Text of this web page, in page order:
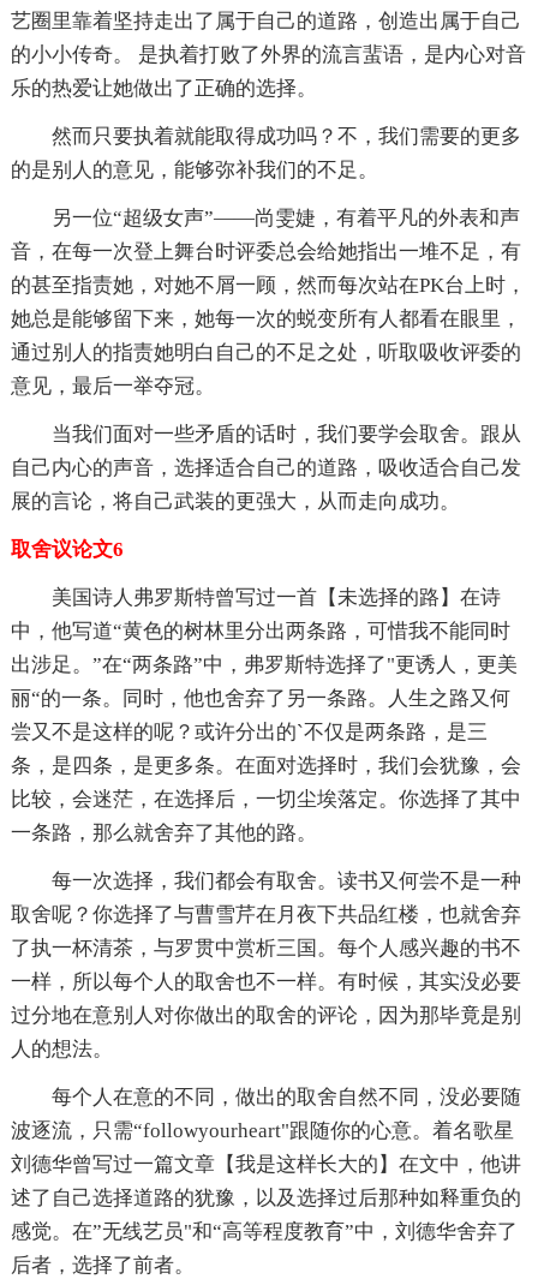
艺圈里靠着坚持走出了属于自己的道路，创造出属于自己
的小小传奇。 是执着打败了外界的流言蜚语，是内心对音
乐的热爱让她做出了正确的选择。
然而只要执着就能取得成功吗？不，我们需要的更多
的是别人的意见，能够弥补我们的不足。
另一位“超级女声”——尚雯婕，有着平凡的外表和声
音，在每一次登上舞台时评委总会给她指出一堆不足，有
的甚至指责她，对她不屑一顾，然而每次站在PK台上时，
她总是能够留下来，她每一次的蜕变所有人都看在眼里，
通过别人的指责她明白自己的不足之处，听取吸收评委的
意见，最后一举夺冠。
当我们面对一些矛盾的话时，我们要学会取舍。跟从
自己内心的声音，选择适合自己的道路，吸收适合自己发
展的言论，将自己武装的更强大，从而走向成功。
取舍议论文6
美国诗人弗罗斯特曾写过一首【未选择的路】在诗
中，他写道“黄色的树林里分出两条路，可惜我不能同时
出涉足。”在“两条路”中，弗罗斯特选择了"更诱人，更美
丽“的一条。同时，他也舍弃了另一条路。人生之路又何
尝又不是这样的呢？或许分出的`不仅是两条路，是三
条，是四条，是更多条。在面对选择时，我们会犹豫，会
比较，会迷茫，在选择后，一切尘埃落定。你选择了其中
一条路，那么就舍弃了其他的路。
每一次选择，我们都会有取舍。读书又何尝不是一种
取舍呢？你选择了与曹雪芹在月夜下共品红楼，也就舍弃
了执一杯清茶，与罗贯中赏析三国。每个人感兴趣的书不
一样，所以每个人的取舍也不一样。有时候，其实没必要
过分地在意别人对你做出的取舍的评论，因为那毕竟是别
人的想法。
每个人在意的不同，做出的取舍自然不同，没必要随
波逐流，只需“followyourheart"跟随你的心意。着名歌星
刘德华曾写过一篇文章【我是这样长大的】在文中，他讲
述了自己选择道路的犹豫，以及选择过后那种如释重负的
感觉。在”无线艺员"和“高等程度教育”中，刘德华舍弃了
后者，选择了前者。